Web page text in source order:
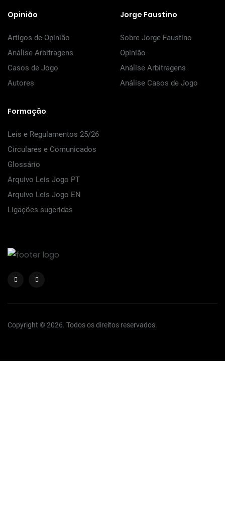
Opinião
Artigos de Opinião
Análise Arbitragens
Casos de Jogo
Autores
Jorge Faustino
Sobre Jorge Faustino
Opinião
Análise Arbitragens
Análise Casos de Jogo
Formação
Leis e Regulamentos 25/26
Circulares e Comunicados
Glossário
Arquivo Leis Jogo PT
Arquivo Leis Jogo EN
Ligações sugeridas
Copyright © 2026. Todos os direitos reservados.